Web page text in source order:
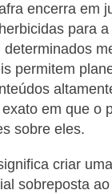
encerra em
para
permitem
em que o
sobre eles.
criar
sobreposta